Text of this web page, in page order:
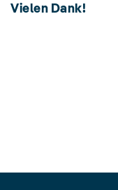
Vielen Dank!